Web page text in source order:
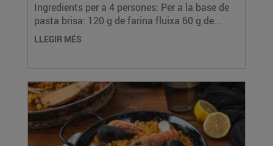
Ingredients per a 4 persones: Per a la base de
pasta brisa: 120 g de farina fluixa 60 g de...
LLEGIR MÉS